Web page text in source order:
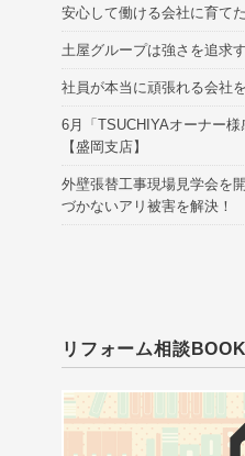
安心して働ける会社に育て
土屋グループは強さを追求
社員が本当に頑張れる会社
6月「TSUCHIYAオーナー様
【盛岡支店】
外壁張替工事現場見学会を
づかないアリ被害を解決！
リフォーム相談BOOK